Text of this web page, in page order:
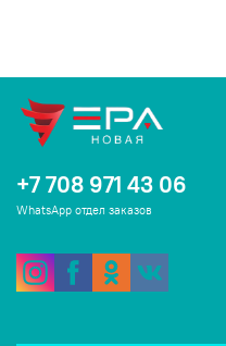
+7 708 971 43 06
WhatsApp отдел заказов